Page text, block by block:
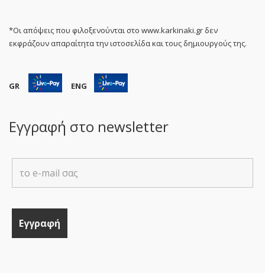
*Οι απόψεις που φιλοξενούνται στο www.karkinaki.gr δεν
εκφράζουν απαραίτητα την ιστοσελίδα και τους δημιουργούς της.
GR ENG
Εγγραφή στο newsletter